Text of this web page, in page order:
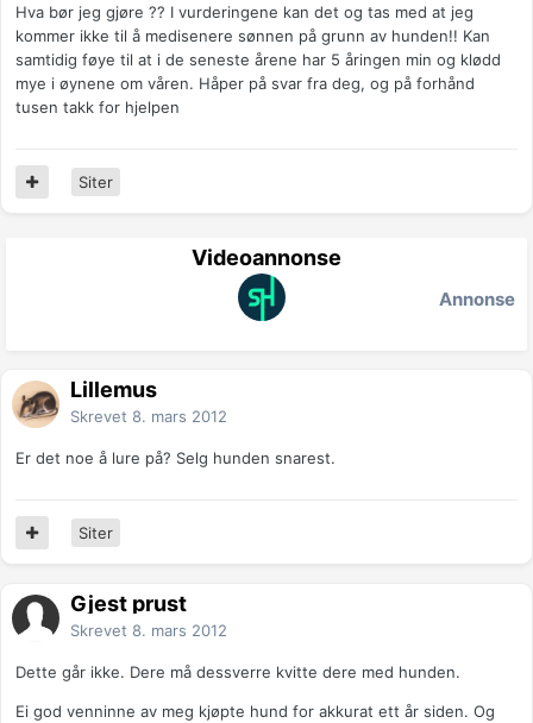
Hva bør jeg gjøre ?? I vurderingene kan det og tas med at jeg
kommer ikke til å medisenere sønnen på grunn av hunden!! Kan
samtidig føye til at i de seneste årene har 5 åringen min og klødd
mye i øynene om våren. Håper på svar fra deg, og på forhånd
tusen takk for hjelpen
Siter
Videoannonse
Annonse
Lillemus
Skrevet 8. mars 2012
Er det noe å lure på? Selg hunden snarest.
Siter
Gjest prust
Skrevet 8. mars 2012
Dette går ikke. Dere må dessverre kvitte dere med hunden.
Ei god venninne av meg kjøpte hund for akkurat ett år siden. Og